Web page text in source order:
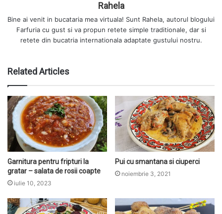
Rahela
Bine ai venit in bucataria mea virtuala! Sunt Rahela, autorul blogului
Farfuria cu gust si va propun retete simple traditionale, dar si
retete din bucatria internationala adaptate gustului nostru.
Related Articles
Garnitura pentru fripturi la
gratar – salata de rosii coapte
iulie 10, 2023
Pui cu smantana si ciuperci
noiembrie 3, 2021